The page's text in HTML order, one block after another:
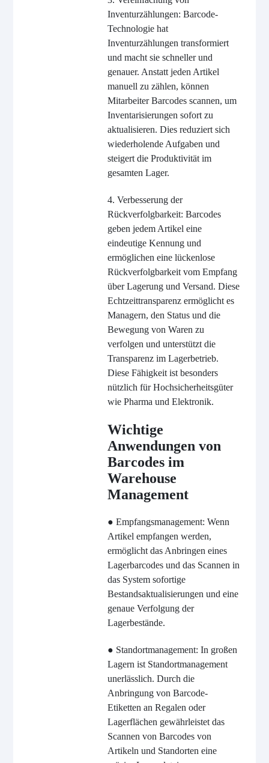
Inventurzählungen: Barcode-
Technologie hat
Inventurzählungen transformiert
und macht sie schneller und
genauer. Anstatt jeden Artikel
manuell zu zählen, können
Mitarbeiter Barcodes scannen, um
Inventarisierungen sofort zu
aktualisieren. Dies reduziert sich
wiederholende Aufgaben und
steigert die Produktivität im
gesamten Lager.
4. Verbesserung der
Rückverfolgbarkeit: Barcodes
geben jedem Artikel eine
eindeutige Kennung und
ermöglichen eine lückenlose
Rückverfolgbarkeit vom Empfang
über Lagerung und Versand. Diese
Echtzeittransparenz ermöglicht es
Managern, den Status und die
Bewegung von Waren zu
verfolgen und unterstützt die
Transparenz im Lagerbetrieb.
Diese Fähigkeit ist besonders
nützlich für Hochsicherheitsgüter
wie Pharma und Elektronik.
Wichtige
Anwendungen von
Barcodes im
Warehouse
Management
● Empfangsmanagement: Wenn
Artikel empfangen werden,
ermöglicht das Anbringen eines
Lagerbarcodes und das Scannen in
das System sofortige
Bestandsaktualisierungen und eine
genaue Verfolgung der
Lagerbestände.
● Standortmanagement: In großen
Lagern ist Standortmanagement
unerlässlich. Durch die
Anbringung von Barcode-
Etiketten an Regalen oder
Lagerflächen gewährleistet das
Scannen von Barcodes von
Artikeln und Standorten eine